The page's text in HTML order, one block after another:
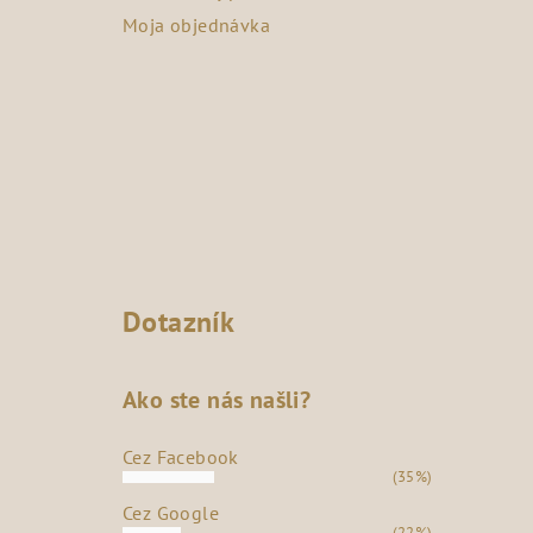
Moja objednávka
Dotazník
Ako ste nás našli?
Cez Facebook
(35%)
Cez Google